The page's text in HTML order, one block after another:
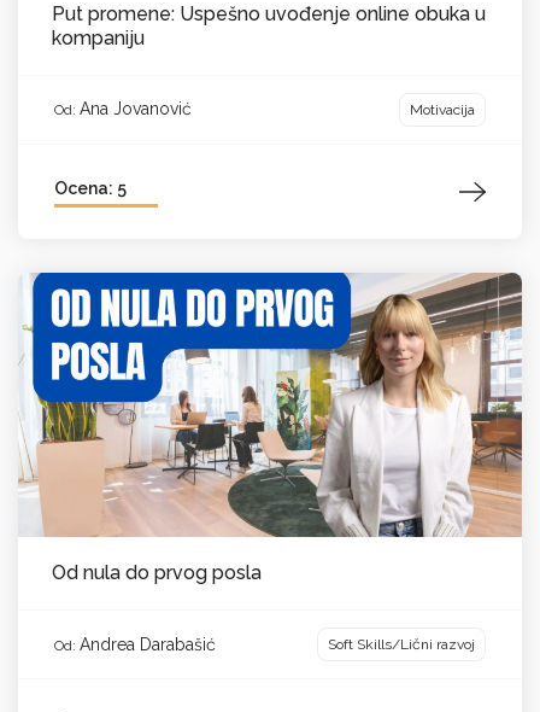
Put promene: Uspešno uvođenje online obuka u
kompaniju
Od: Ana Jovanović Motivacija
Ocena: 5
Od nula do prvog posla
Od: Andrea Darabašić Soft Skills/Lični razvoj